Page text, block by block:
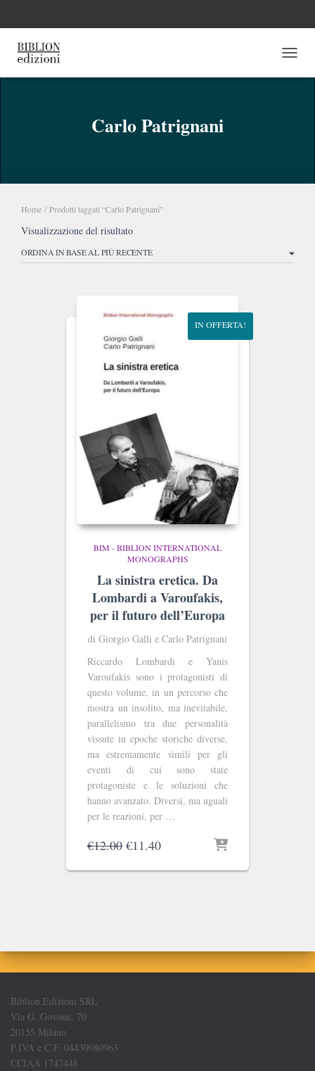
Carlo Patrignani
Home / Prodotti taggati “Carlo Patrignani”
Visualizzazione del risultato
IN OFFERTA!
BIM - BIBLION INTERNATIONAL
MONOGRAPHS
La sinistra eretica. Da
Lombardi a Varoufakis,
per il futuro dell’Europa
di Giorgio Galli e Carlo Patrignani
Riccardo Lombardi e Yanis
Varoufakis sono i protagonisti di
questo volume, in un percorso che
mostra un insolito, ma inevitabile,
parallelismo tra due personalità
vissute in epoche storiche diverse,
ma estremamente simili per gli
eventi di cui sono state
protagoniste e le soluzioni che
hanno avanzato. Diversi, ma uguali
per le reazioni, per …
€12.00 Il
originale
€11.40Il
attuale
Biblion Edizioni SRL
Via G. Govone, 70
20155 Milano
P.IVA e C.F. 04430980963
CCIAA 1747448